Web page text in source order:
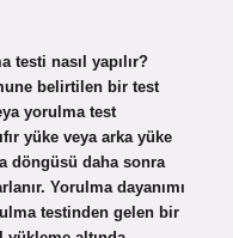
testi nasıl yapılır?
belirtilen bir test
yorulma test
yüke veya arka yüke
döngüsü daha sonra
Yorulma dayanımı
testinden gelen bir